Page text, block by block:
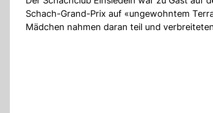
Schach-Grand-Prix auf «ungewohntem
Mädchen nahmen daran teil und